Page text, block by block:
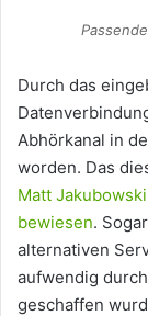
Durch das
Abhörkanal in
worden. Das
Matt
bewiesen.
alternativen
aufwendig
geschaffen